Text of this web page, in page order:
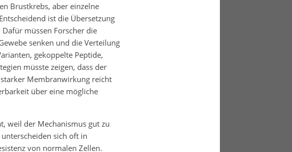
Brustkrebs, aber einzelne
ist die Übersetzung
müssen Forscher die
senken und die Verteilung
gekoppelte Peptide,
müsste zeigen, dass der
Membranwirkung reicht
über eine mögliche
weil der Mechanismus gut zu
sich oft in
von normalen Zellen.